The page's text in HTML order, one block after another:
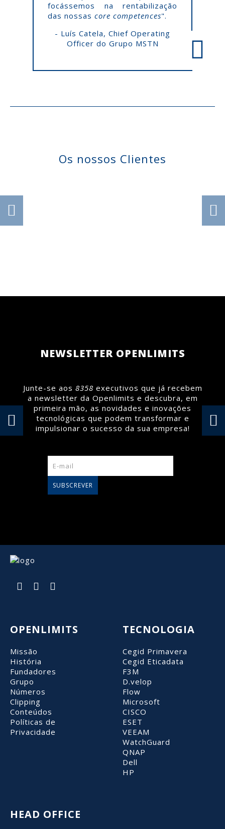
focássemos na rentabilização
das nossas core competences".
- Luís Catela, Chief Operating
Officer do Grupo MSTN
Os nossos Clientes
NEWSLETTER OPENLIMITS
Junte-se aos 8358 executivos que já recebem
a newsletter da Openlimits e descubra, em
primeira mão, as novidades e inovações
tecnológicas que podem transformar e
impulsionar o sucesso da sua empresa!
SUBSCREVER
OPENLIMITS
Missão
História
Fundadores
Grupo
Números
Clipping
Conteúdos
Políticas de
Privacidade
TECNOLOGIA
Cegid Primavera
Cegid Eticadata
F3M
D.velop
Flow
Microsoft
CISCO
ESET
VEEAM
WatchGuard
QNAP
Dell
HP
HEAD OFFICE